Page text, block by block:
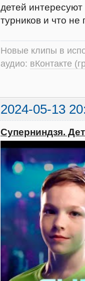
детей
турников и что
Новые клипы в
аудио: вКонтакте
2024-05-13
Суперниндзя.